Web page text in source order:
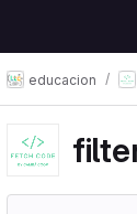
educacion